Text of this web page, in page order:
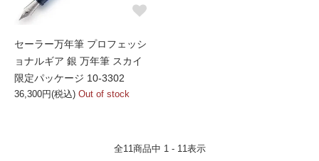
セーラー万年筆 プロフェッシ
ョナルギア 銀 万年筆 スカイ
限定パッケージ 10-3302
36,300円(税込) Out of stock
全11商品中 1 - 11表示